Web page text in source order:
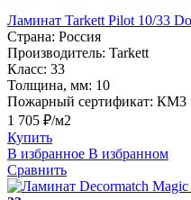
Ламинат Tarkett Pilot 10/33
Страна: Россия
Производитель: Tarkett
Класс: 33
Толщина, мм: 10
Пожарный сертификат: КМ3
1 705 ₽/м2
Купить
В избранное В избранном
Сравнить